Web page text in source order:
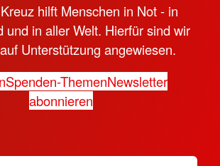
hilft Menschen in Not - in
und in aller Welt. Hierfür sind wir
Unterstützung angewiesen.
Spenden-ThemenNewsletter
abonnieren